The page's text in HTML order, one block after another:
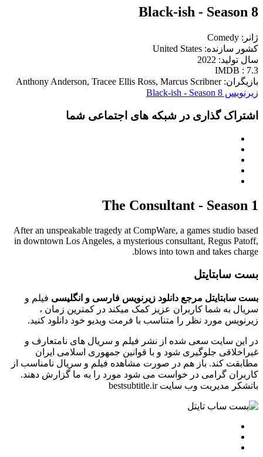
Black-ish - Season 8
ژانر: Comedy
کشور سازنده: United States
سال تولید: 2022
IMDB : 7.3
بازیگران: Anthony Anderson, Tracee Ellis Ross, Marcus Scribner
زیرنویس Black-ish - Season 8
اشتراک گذاری در شبکه های اجتماعی شما
The Consultant - Season 1
After an unspeakable tragedy at CompWare, a games studio based
in downtown Los Angeles, a mysterious consultant, Regus Patoff,
blows into town and takes charge.
بست سابتایتل
بست سابتایتل مرجع دانلود زیرنویس فارسی و انگلیسی فیلم و
سریال به شما کاربران عزیز کمک میکند در کمترین زمان ،
زیرنویس مورد نظر را متناسب با فرمت ویدیو خود دانلود کنید.
در این سایت سعی شده از نشر فیلم و سریال های نامتعارف و
غیراخلاقی جلوگیری شود و با قوانین جمهوری اسلامی ایران
مطابقت کند. باز هم در صورت مشاهده فیلم و سریال نامناسب از
کاربران گرامی در خواست می شود مورد را به ما گزارش دهند.
باتشکر مدیریت وب سایت bestsubtitle.ir